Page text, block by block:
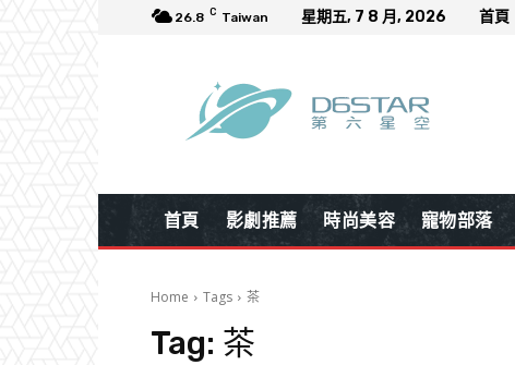
26.8 C Taiwan 星期五, 7 8 月, 2026 首頁
首頁 影劇推薦 時尚美容 寵物部落
Home Tags 茶
Tag: 茶